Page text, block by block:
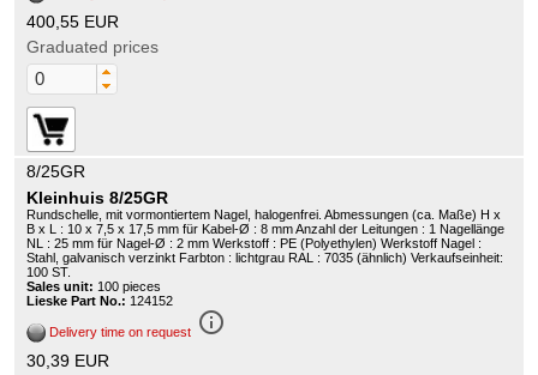
400,55 EUR
Graduated prices
8/25GR
Kleinhuis 8/25GR
Rundschelle, mit vormontiertem Nagel, halogenfrei. Abmessungen (ca. Maße) H x
B x L : 10 x 7,5 x 17,5 mm für Kabel-Ø : 8 mm Anzahl der Leitungen : 1 Nagellänge
NL : 25 mm für Nagel-Ø : 2 mm Werkstoff : PE (Polyethylen) Werkstoff Nagel :
Stahl, galvanisch verzinkt Farbton : lichtgrau RAL : 7035 (ähnlich) Verkaufseinheit:
100 ST.
Sales unit: 100 pieces
Lieske Part No.: 124152
Delivery time on request info_outline
30,39 EUR